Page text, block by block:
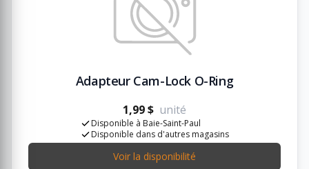
Adapteur Cam-Lock O-Ring
1,99 $ unité
Disponible à Baie-Saint-Paul
Disponible dans d'autres magasins
Voir la disponibilité